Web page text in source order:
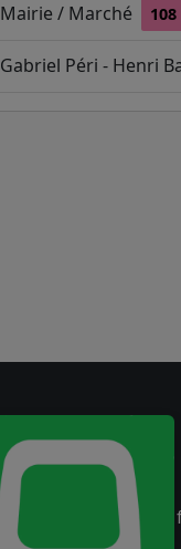
Mairie / Marché 108
Gabriel Péri - Henri